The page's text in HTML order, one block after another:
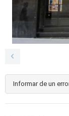
Informar de un